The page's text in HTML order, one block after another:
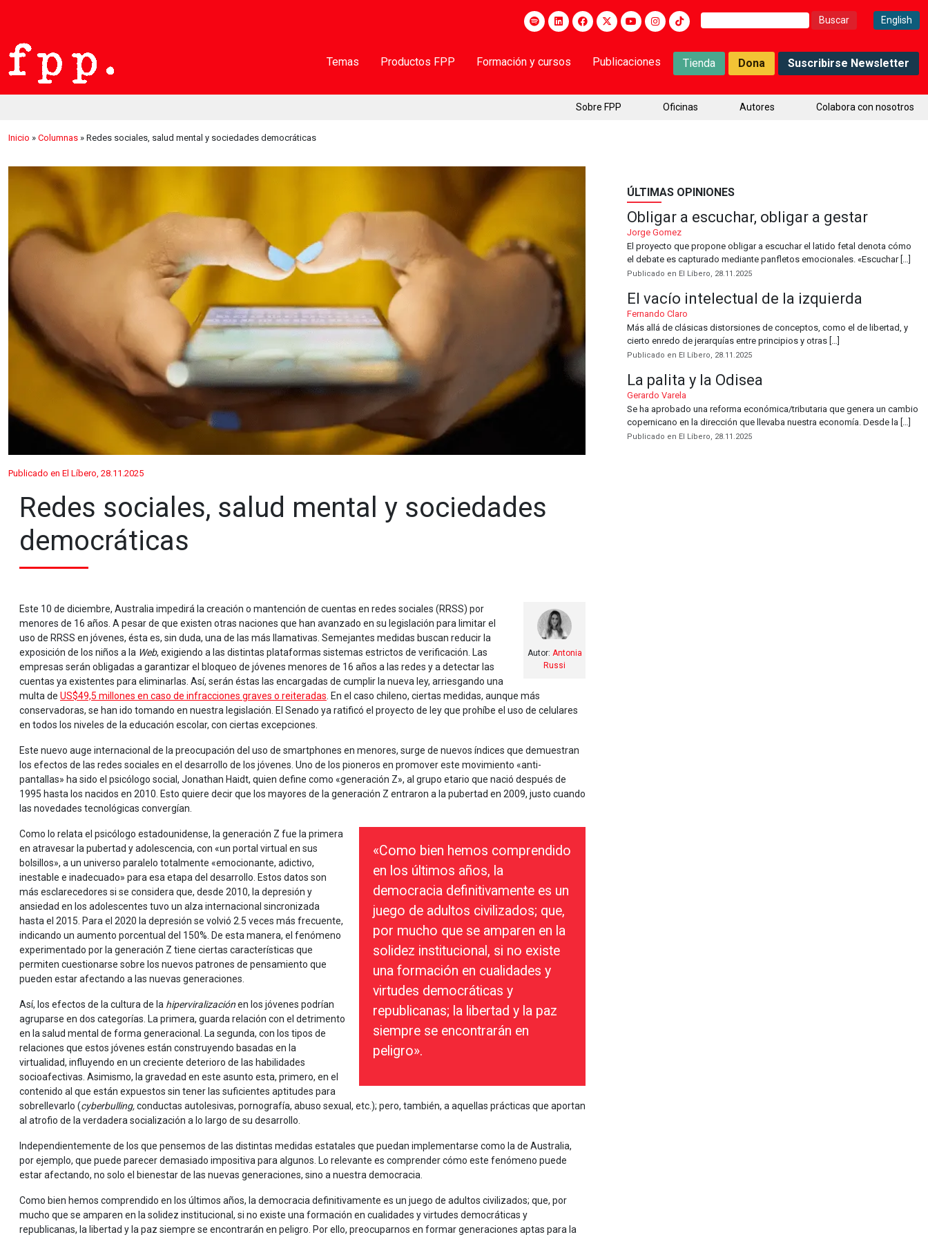
Buscar: English
Temas Productos FPP Formación y cursos Publicaciones Tienda Dona Suscribirse Newsletter
Sobre FPP Oficinas Autores Colabora con nosotros
Inicio » Columnas » Redes sociales, salud mental y sociedades democráticas
Publicado en El Líbero, 28.11.2025
Redes sociales, salud mental y sociedades
democráticas
Autor: Antonia
Russi
Este 10 de diciembre, Australia impedirá la creación o mantención de cuentas en redes sociales (RRSS) por
menores de 16 años. A pesar de que existen otras naciones que han avanzado en su legislación para limitar el
uso de RRSS en jóvenes, ésta es, sin duda, una de las más llamativas. Semejantes medidas buscan reducir la
exposición de los niños a la Web, exigiendo a las distintas plataformas sistemas estrictos de verificación. Las
empresas serán obligadas a garantizar el bloqueo de jóvenes menores de 16 años a las redes y a detectar las
cuentas ya existentes para eliminarlas. Así, serán éstas las encargadas de cumplir la nueva ley, arriesgando una
multa de US$49,5 millones en caso de infracciones graves o reiteradas . En el caso chileno, ciertas medidas, aunque más
conservadoras, se han ido tomando en nuestra legislación. El Senado ya ratificó el proyecto de ley que prohíbe el uso de celulares
en todos los niveles de la educación escolar, con ciertas excepciones.
Este nuevo auge internacional de la preocupación del uso de smartphones en menores, surge de nuevos índices que demuestran
los efectos de las redes sociales en el desarrollo de los jóvenes. Uno de los pioneros en promover este movimiento «anti-
pantallas» ha sido el psicólogo social, Jonathan Haidt, quien define como «generación Z», al grupo etario que nació después de
1995 hasta los nacidos en 2010. Esto quiere decir que los mayores de la generación Z entraron a la pubertad en 2009, justo cuando
las novedades tecnológicas convergían.
«Como bien hemos comprendido
en los últimos años, la
democracia definitivamente es un
juego de adultos civilizados; que,
por mucho que se amparen en la
solidez institucional, si no existe
una formación en cualidades y
virtudes democráticas y
republicanas; la libertad y la paz
siempre se encontrarán en
peligro».
Como lo relata el psicólogo estadounidense, la generación Z fue la primera
en atravesar la pubertad y adolescencia, con «un portal virtual en sus
bolsillos», a un universo paralelo totalmente «emocionante, adictivo,
inestable e inadecuado» para esa etapa del desarrollo. Estos datos son
más esclarecedores si se considera que, desde 2010, la depresión y
ansiedad en los adolescentes tuvo un alza internacional sincronizada
hasta el 2015. Para el 2020 la depresión se volvió 2.5 veces más frecuente,
indicando un aumento porcentual del 150%. De esta manera, el fenómeno
experimentado por la generación Z tiene ciertas características que
permiten cuestionarse sobre los nuevos patrones de pensamiento que
pueden estar afectando a las nuevas generaciones.
Así, los efectos de la cultura de la hiperviralizaciónen los jóvenes podrían
agruparse en dos categorías. La primera, guarda relación con el detrimento
en la salud mental de forma generacional. La segunda, con los tipos de
relaciones que estos jóvenes están construyendo basadas en la
virtualidad, influyendo en un creciente deterioro de las habilidades
socioafectivas. Asimismo, la gravedad en este asunto esta, primero, en el
contenido al que están expuestos sin tener las suficientes aptitudes para
sobrellevarlo (cyberbulling,conductas autolesivas, pornografía, abuso sexual, etc.); pero, también, a aquellas prácticas que aportan
al atrofio de la verdadera socialización a lo largo de su desarrollo.
Independientemente de los que pensemos de las distintas medidas estatales que puedan implementarse como la de Australia,
por ejemplo, que puede parecer demasiado impositiva para algunos. Lo relevante es comprender cómo este fenómeno puede
estar afectando, no solo el bienestar de las nuevas generaciones, sino a nuestra democracia.
Como bien hemos comprendido en los últimos años, la democracia definitivamente es un juego de adultos civilizados; que, por
mucho que se amparen en la solidez institucional, si no existe una formación en cualidades y virtudes democráticas y
republicanas, la libertad y la paz siempre se encontrarán en peligro. Por ello, preocuparnos en formar generaciones aptas para la
ÚLTIMAS OPINIONES
Obligar a escuchar, obligar a gestar
Jorge Gomez
El proyecto que propone obligar a escuchar el latido fetal denota cómo
el debate es capturado mediante panfletos emocionales. «Escuchar […]
Publicado en El Líbero, 28.11.2025
El vacío intelectual de la izquierda
Fernando Claro
Más allá de clásicas distorsiones de conceptos, como el de libertad, y
cierto enredo de jerarquías entre principios y otras […]
Publicado en El Líbero, 28.11.2025
La palita y la Odisea
Gerardo Varela
Se ha aprobado una reforma económica/tributaria que genera un cambio
copernicano en la dirección que llevaba nuestra economía. Desde la […]
Publicado en El Líbero, 28.11.2025